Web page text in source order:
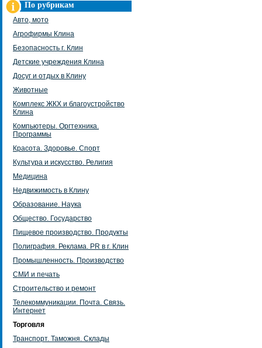
По рубрикам
Авто, мото
Агрофирмы Клина
Безопасность г. Клин
Детские учреждения Клина
Досуг и отдых в Клину
Животные
Комплекс ЖКХ и благоустройство
Клина
Компьютеры. Оргтехника.
Программы
Красота. Здоровье. Спорт
Культура и искусство. Религия
Медицина
Недвижимость в Клину
Образование. Наука
Общество. Государство
Пищевое производство. Продукты
Полиграфия. Реклама. PR в г. Клин
Промышленность. Производство
СМИ и печать
Строительство и ремонт
Телекоммуникации. Почта. Связь.
Интернет
Торговля
Транспорт. Таможня. Склады